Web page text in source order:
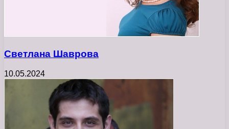
Светлана Шаврова
10.05.2024